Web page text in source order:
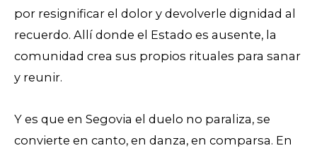
por resignificar el dolor y devolverle dignidad al
recuerdo. Allí donde el Estado es ausente, la
comunidad crea sus propios rituales para sanar
y reunir.
Y es que en Segovia el duelo no paraliza, se
convierte en canto, en danza, en comparsa. En